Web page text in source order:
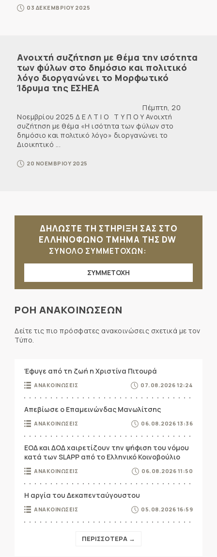
03 ΔΕΚΕΜΒΡΙΟΥ 2025
Ανοιχτή συζήτηση με θέμα την ισότητα
των φύλων στο δημόσιο και πολιτικό
λόγο διοργανώνει το Μορφωτικό
Ίδρυμα της ΕΣΗΕΑ
Πέμπτη, 20
Νοεμβρίου 2025 Δ Ε Λ Τ Ι Ο Τ Υ Π Ο Υ Ανοιχτή
συζήτηση με θέμα «Η ισότητα των φύλων στο
δημόσιο και πολιτικό λόγο» διοργανώνει το
Διοικητικό ...
20 ΝΟΕΜΒΡΙΟΥ 2025
ΔΗΛΩΣΤΕ ΤΗ ΣΤΗΡΙΞΗ ΣΑΣ ΣΤΟ
ΕΛΛΗΝΟΦΩΝΟ ΤΜΗΜΑ ΤΗΣ DW
ΣΥΝΟΛΟ ΣΥΜΜΕΤΟΧΩΝ:
ΣΥΜΜΕΤΟΧΗ
ΡΟΗ ΑΝΑΚΟΙΝΩΣΕΩΝ
Δείτε τις πιο πρόσφατες ανακοινώσεις σχετικά με τον
Τύπο.
Έφυγε από τη ζωή η Χριστίνα Πιτουρά
ΑΝΑΚΟΙΝΩΣΕΙΣ 07.08.2026 12:24
Απεβίωσε ο Επαμεινώνδας Μανωλίτσης
ΑΝΑΚΟΙΝΩΣΕΙΣ 06.08.2026 13:36
ΕΟΔ και ΔΟΔ χαιρετίζουν την ψήφιση του νόμου
κατά των SLAPP από το Ελληνικό Κοινοβούλιο
ΑΝΑΚΟΙΝΩΣΕΙΣ 06.08.2026 11:50
Η αργία του Δεκαπενταύγουστου
ΑΝΑΚΟΙΝΩΣΕΙΣ 05.08.2026 16:59
ΠΕΡΙΣΣΟΤΕΡΑ →